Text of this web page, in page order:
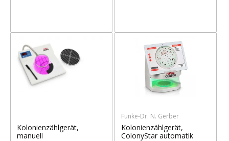
Kolonienzählgerät,
manuell
Funke-Dr. N. Gerber
Kolonienzählgerät,
ColonyStar automatik